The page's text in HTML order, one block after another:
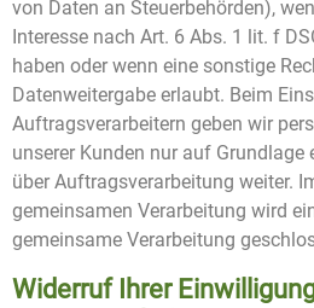
von Daten an Steuerbehörden),
Interesse nach Art. 6 Abs. 1 lit. f
haben oder wenn eine sonstige
Datenweitergabe erlaubt. Beim
Auftragsverarbeitern geben wir
unserer Kunden nur auf Grundlage
über Auftragsverarbeitung weiter.
gemeinsamen Verarbeitung wird
gemeinsame Verarbeitung
Widerruf Ihrer